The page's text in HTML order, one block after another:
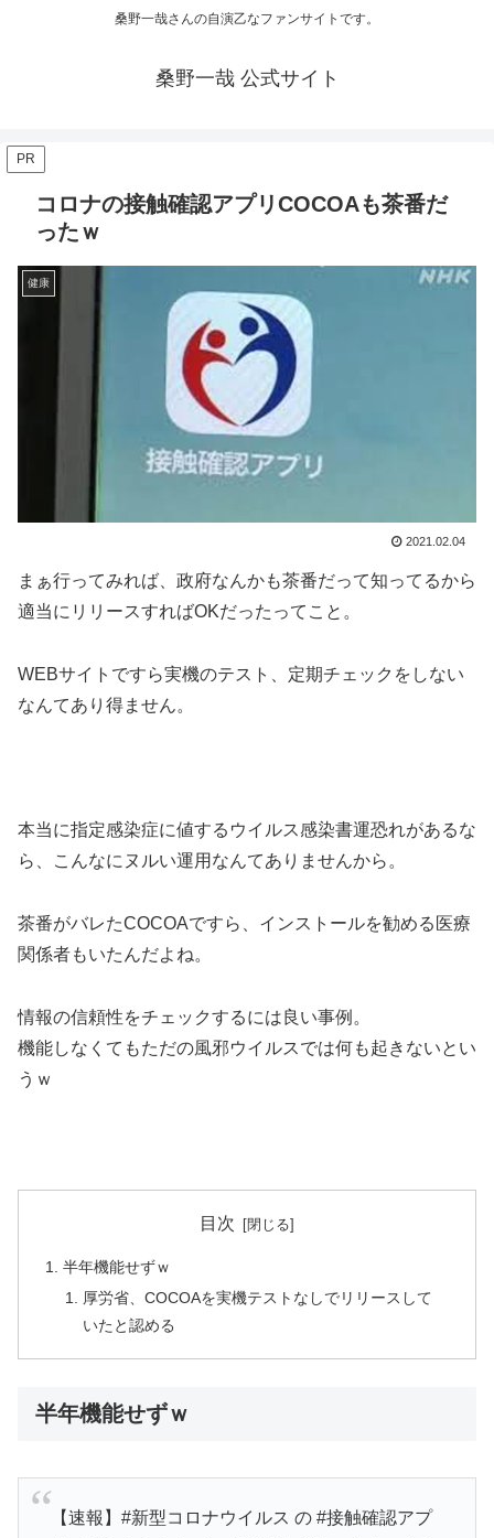
桑野一哉さんの自演乙なファンサイトです。
桑野一哉 公式サイト
PR
コロナの接触確認アプリCOCOAも茶番だ
ったｗ
健康
2021.02.04
まぁ行ってみれば、政府なんかも茶番だって知ってるから
適当にリリースすればOKだったってこと。
WEBサイトですら実機のテスト、定期チェックをしない
なんてあり得ません。
本当に指定感染症に値するウイルス感染書運恐れがあるな
ら、こんなにヌルい運用なんてありませんから。
茶番がバレたCOCOAですら、インストールを勧める医療
関係者もいたんだよね。
情報の信頼性をチェックするには良い事例。
機能しなくてもただの風邪ウイルスでは何も起きないとい
うｗ
目次
半年機能せずｗ
厚労省、COCOAを実機テストなしでリリースして
いたと認める
半年機能せずｗ
【速報】#新型コロナウイルス の #接触確認アプ